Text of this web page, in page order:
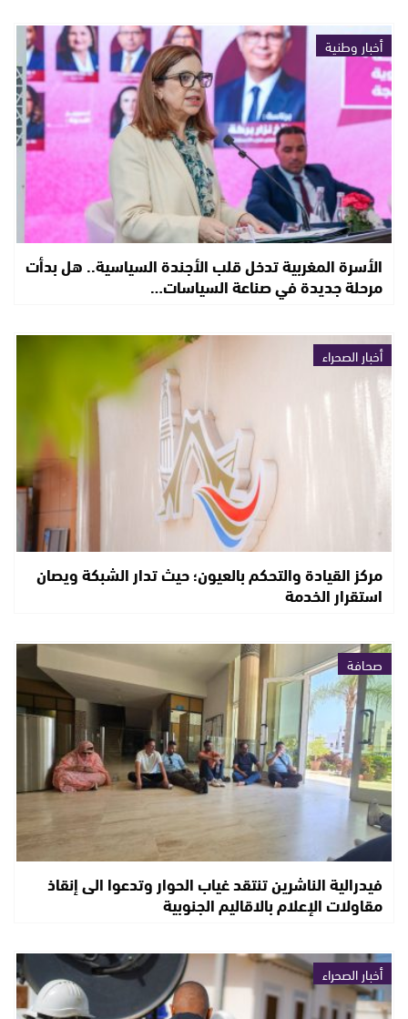
أخبار وطنية
الأسرة المغربية تدخل قلب الأجندة السياسية.. هل بدأت
مرحلة جديدة في صناعة السياسات…
أخبار الصحراء
مركز القيادة والتحكم بالعيون؛ حيث تدار الشبكة ويصان
استقرار الخدمة
صحافة
فيدرالية الناشرين تنتقد غياب الحوار وتدعوا الى إنقاذ
مقاولات الإعلام بالاقاليم الجنوبية
أخبار الصحراء